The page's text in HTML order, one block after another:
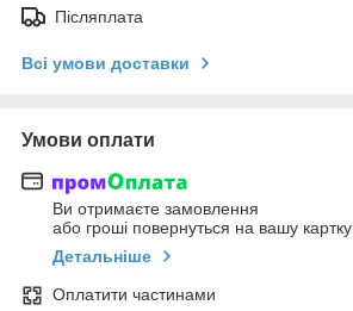
Післяплата
Всі умови доставки
Умови оплати
Ви отримаєте замовлення
або гроші повернуться на вашу картку
Детальніше
Оплатити частинами